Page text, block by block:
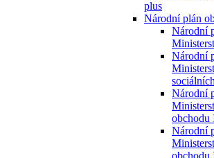
plus
Národní plán
Národní
Národní
Národní
obchodu
Národní
obchodu